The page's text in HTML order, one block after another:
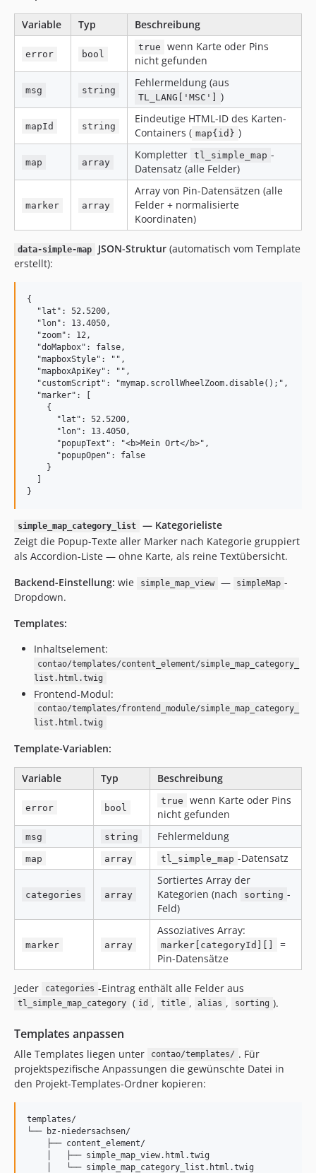
Variable Typ Beschreibung
error bool
true
wenn Karte oder Pins
nicht gefunden
msg string
Fehlermeldung (aus
TL_LANG['MSC'] )
mapId string
Eindeutige HTML-ID des Karten-
Containers ( map{id} )
map array
Kompletter tl_simple_map -
Datensatz (alle Felder)
marker array
Array von Pin-Datensätzen (alle
Felder + normalisierte
Koordinaten)
data-simple-map JSON-Struktur(automatisch vom Template
erstellt):
{
  "lat": 52.5200,
  "lon": 13.4050,
  "zoom": 12,
  "doMapbox": false,
  "mapboxStyle": "",
  "mapboxApiKey": "",
  "customScript": "mymap.scrollWheelZoom.disable();",
  "marker": [
    {
      "lat": 52.5200,
      "lon": 13.4050,
      "popupText": "<b>Mein Ort</b>",
      "popupOpen": false
    }
simple_map_category_list
— Kategorieliste
Zeigt die Popup-Texte aller Marker nach Kategorie gruppiert
als Accordion-Liste — ohne Karte, als reine Textübersicht.
Backend-Einstellung: wie simple_map_view — simpleMap -
Dropdown.
Templates:
Inhaltselement:
contao/templates/content_element/simple_map_category_
list.html.twig
Frontend-Modul:
contao/templates/frontend_module/simple_map_category_
list.html.twig
Template-Variablen:
Variable Typ Beschreibung
error bool
true
wenn Karte oder Pins
nicht gefunden
msg string Fehlermeldung
map array tl_simple_map -Datensatz
categories array
Sortiertes Array der
Kategorien (nach
sorting -
Feld)
marker array
Assoziatives Array:
marker[categoryId][]
=
Pin-Datensätze
Jeder categories -Eintrag enthält alle Felder aus
tl_simple_map_category ( id , title , alias , sorting ).
Templates anpassen
Alle Templates liegen unter contao/templates/ . Für
projektspezifische Anpassungen die gewünschte Datei in
den Projekt-Templates-Ordner kopieren:
templates/
└── bz-niedersachsen/
    ├── content_element/
    │   ├── simple_map_view.html.twig
    │   └── simple_map_category_list.html.twig